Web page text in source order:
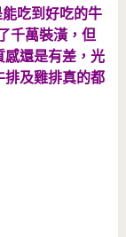
吃到好吃的牛
千萬裝潢，但
感還是有差，光
排及雞排真的都